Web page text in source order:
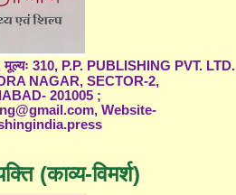
मूल्यः 310, P.P. PUBLISHING PVT. LTD.
NAGAR, SECTOR-2,
201005 ;
Website-
(काव्य-विमर्श)